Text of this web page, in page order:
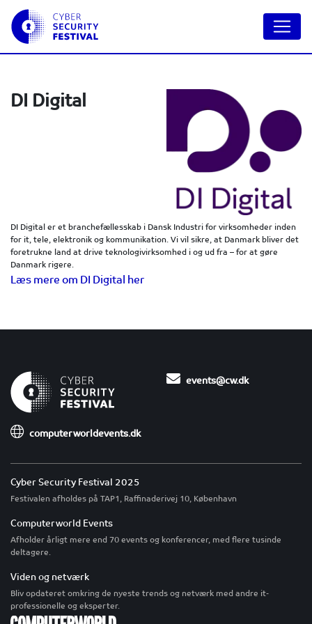
DI Digital
DI Digital er et branchefællesskab i Dansk Industri for virksomheder inden
for it, tele, elektronik og kommunikation. Vi vil sikre, at Danmark bliver det
foretrukne land at drive teknologivirksomhed i og ud fra – for at gøre
Danmark rigere.
Læs mere om DI Digital her
events@cw.dk
computerworldevents.dk
Cyber Security Festival 2025
Festivalen afholdes på TAP1, Raffinaderivej 10, København
Computerworld Events
Afholder årligt mere end 70 events og konferencer, med flere tusinde
deltagere.
Viden og netværk
Bliv opdateret omkring de nyeste trends og netværk med andre it-
professionelle og eksperter.